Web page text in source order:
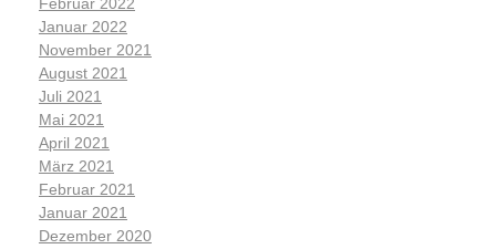
Januar 2022
November 2021
August 2021
Juli 2021
Mai 2021
April 2021
März 2021
Februar 2021
Januar 2021
Dezember 2020